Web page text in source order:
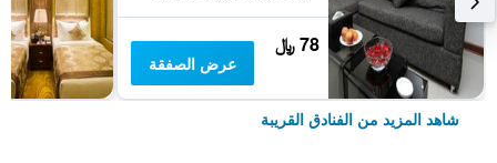
78 ﷼
عرض الصفقة
شاهد المزيد من الفنادق القريبة